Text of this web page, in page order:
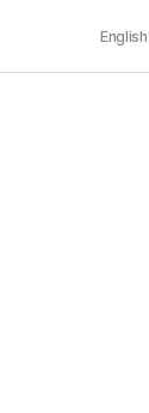
English